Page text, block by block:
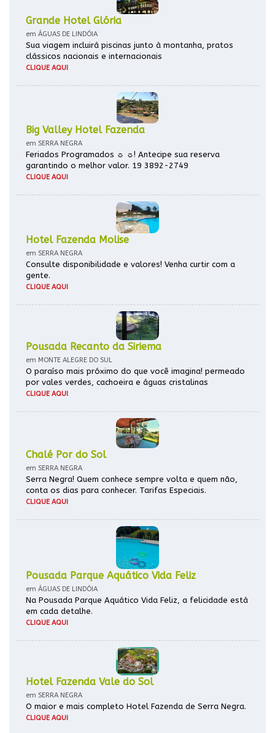
Grande Hotel Glória
em ÁGUAS DE LINDÓIA
Sua viagem incluirá piscinas junto à montanha, pratos
clássicos nacionais e internacionais
CLIQUE AQUI
Big Valley Hotel Fazenda
em SERRA NEGRA
Feriados Programados ☼ ☼! Antecipe sua reserva
garantindo o melhor valor. 19 3892-2749
CLIQUE AQUI
Hotel Fazenda Molise
em SERRA NEGRA
Consulte disponibilidade e valores! Venha curtir com a
gente.
CLIQUE AQUI
Pousada Recanto da Siriema
em MONTE ALEGRE DO SUL
O paraíso mais próximo do que você imagina! permeado
por vales verdes, cachoeira e águas cristalinas
CLIQUE AQUI
Chalé Por do Sol
em SERRA NEGRA
Serra Negra! Quem conhece sempre volta e quem não,
conta os dias para conhecer. Tarifas Especiais.
CLIQUE AQUI
Pousada Parque Aquático Vida Feliz
em ÁGUAS DE LINDÓIA
Na Pousada Parque Aquático Vida Feliz, a felicidade está
em cada detalhe.
CLIQUE AQUI
Hotel Fazenda Vale do Sol
em SERRA NEGRA
O maior e mais completo Hotel Fazenda de Serra Negra.
CLIQUE AQUI